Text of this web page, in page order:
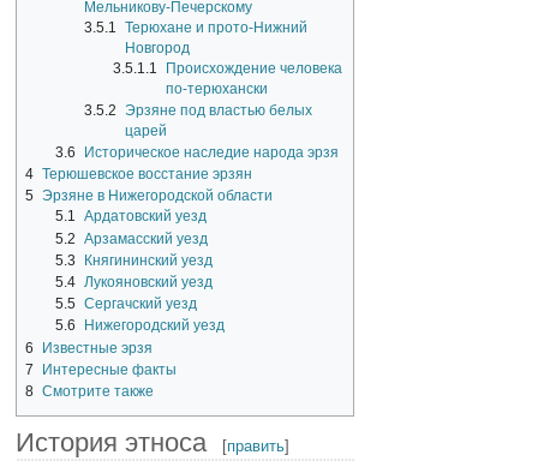
Мельникову-Печерскому
3.5.1
Терюхане и прото-Нижний
Новгород
3.5.1.1
Происхождение человека
по-терюхански
3.5.2 Эрзяне под властью белых
царей
3.6
Историческое наследие народа эрзя
4 Терюшевское восстание эрзян
5 Эрзяне в Нижегородской области
5.1 Ардатовский уезд
5.2 Арзамасский уезд
5.3
Княгининский уезд
5.4 Лукояновский уезд
5.5 Сергачский уезд
5.6
Нижегородский уезд
6
Известные эрзя
7
Интересные факты
8 Смотрите также
История этноса [править]